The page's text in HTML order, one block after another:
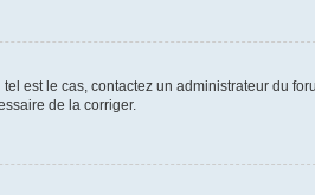
est le cas, contactez un administrateur du
de la corriger.